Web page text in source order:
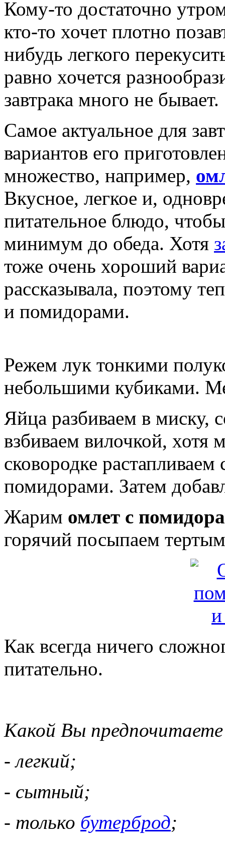
Кому-то достаточно
кто-то хочет плотно
нибудь легкого
равно хочется
завтрака много не бывает.
Самое актуальное для
вариантов его
множество, например,
Вкусное, легкое и,
питательное блюдо,
минимум до обеда. Хотя
тоже очень хороший
рассказывала, поэтому
и помидорами.
Режем лук тонкими
небольшими кубиками.
Яйца разбиваем в миску,
взбиваем вилочкой,
сковородке
помидорами. Затем
Жарим омлет с
горячий посыпаем
Как всегда ничего
питательно.
Какой Вы
- легкий;
- сытный;
- только бутерброд;